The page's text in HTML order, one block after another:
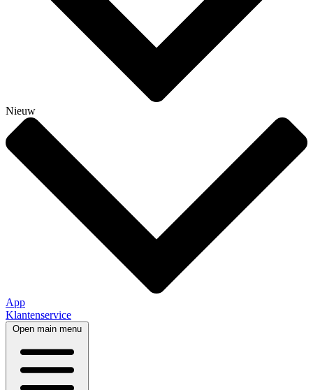
Nieuw
App
Klantenservice
Open main menu